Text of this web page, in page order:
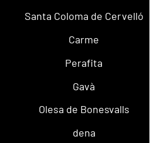
Santa Coloma de Cervelló
Carme
Perafita
Gavà
Olesa de Bonesvalls
dena